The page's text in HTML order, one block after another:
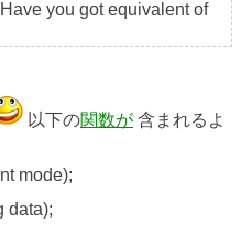
you got equivalent of
以下の関数が 含まれるよ
mode);
data);